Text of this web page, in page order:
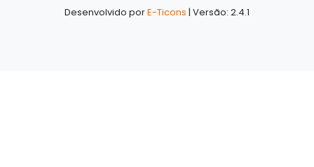
Desenvolvido porE-Ticons | Versão: 2.4.1